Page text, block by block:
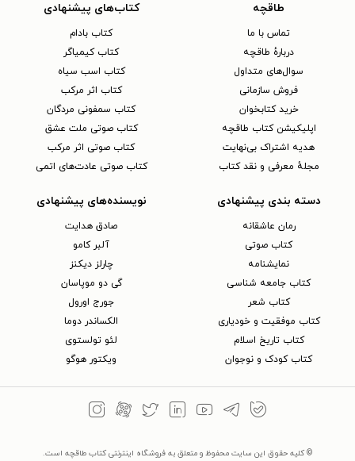
طاقچه
تماس با ما
دربارهٔ طاقچه
سوال‌های متداول
فروش سازمانی
خرید کتابخوان
اپلیکیشن کتاب طاقچه
هدیه اشتراک بی‌نهایت
مجلهٔ معرفی و نقد کتاب
کتاب‌های پیشنهادی
کتاب بادام
کتاب کیمیاگر
کتاب اسب سیاه
کتاب اثر مرکب
کتاب سمفونی مردگان
کتاب صوتی ملت عشق
کتاب صوتی اثر مرکب
کتاب صوتی عادت‌های اتمی
دسته بندی پیشنهادی
رمان عاشقانه
کتاب‌ صوتی
نمایشنامه
کتاب جامعه شناسی
کتاب شعر
کتاب موفقیت و خودیاری
کتاب تاریخ اسلام
کتاب کودک و نوجوان
نویسنده‌های پیشنهادی
صادق هدایت
آلبر کامو
چارلز دیکنز
گی دو موپاسان
جورج اورول
الکساندر دوما
لئو تولستوی
ویکتور هوگو
© کلیه حقوق این سایت محفوظ و متعلق به فروشگاه اینترنتی کتاب طاقچه است.